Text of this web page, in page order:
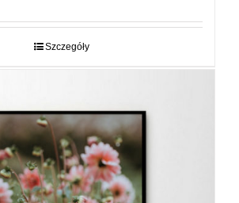
29,00 zł
Szczegóły